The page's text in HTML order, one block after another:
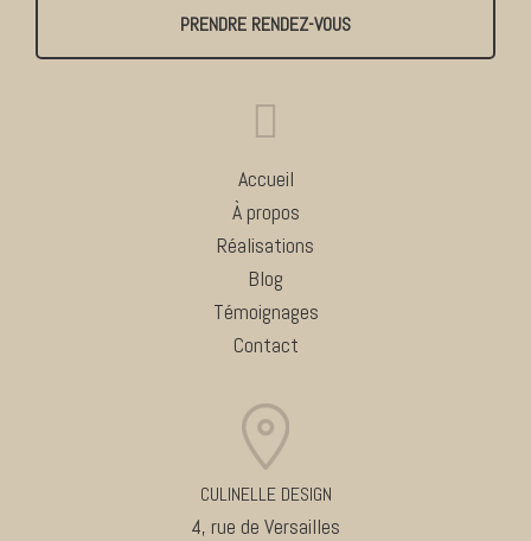
PRENDRE RENDEZ-VOUS
Accueil
À propos
Réalisations
Blog
Témoignages
Contact
CULINELLE DESIGN
4, rue de Versailles